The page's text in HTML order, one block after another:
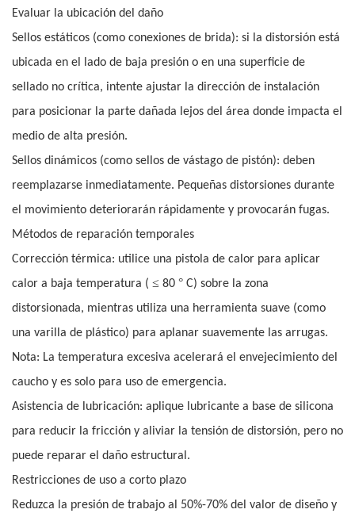
Evaluar la ubicación del daño
Sellos estáticos (como conexiones de brida): si la distorsión está
ubicada en el lado de baja presión o en una superficie de
sellado no crítica, intente ajustar la dirección de instalación
para posicionar la parte dañada lejos del área donde impacta el
medio de alta presión.
Sellos dinámicos (como sellos de vástago de pistón): deben
reemplazarse inmediatamente. Pequeñas distorsiones durante
el movimiento deteriorarán rápidamente y provocarán fugas.
Métodos de reparación temporales
Corrección térmica: utilice una pistola de calor para aplicar
calor a baja temperatura ( ≤ 80 ° C) sobre la zona
distorsionada, mientras utiliza una herramienta suave (como
una varilla de plástico) para aplanar suavemente las arrugas.
Nota: La temperatura excesiva acelerará el envejecimiento del
caucho y es solo para uso de emergencia.
Asistencia de lubricación: aplique lubricante a base de silicona
para reducir la fricción y aliviar la tensión de distorsión, pero no
puede reparar el daño estructural.
Restricciones de uso a corto plazo
Reduzca la presión de trabajo al 50%-70% del valor de diseño y